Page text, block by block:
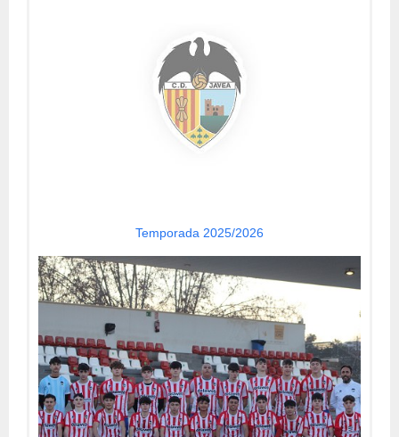
Temporada 2025/2026